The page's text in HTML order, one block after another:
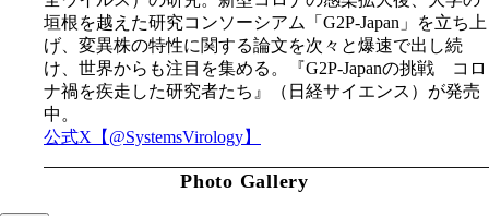
垣根を越えた研究コンソーシアム「G2P-Japan」を立ち上
げ、変異株の特性に関する論文を次々と爆速で出し続
け、世界からも注目を集める。『G2P-Japanの挑戦 コロ
ナ禍を疾走した研究者たち』（日経サイエンス）が発売
中。
公式X【@SystemsVirology】
Photo Gallery